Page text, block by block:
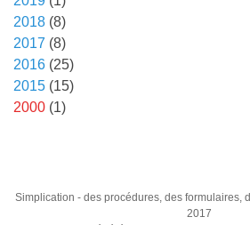
2018 (8)
2017 (8)
2016 (25)
2015 (15)
2000 (1)
Simplication - des procédures, des formulaires,
2017